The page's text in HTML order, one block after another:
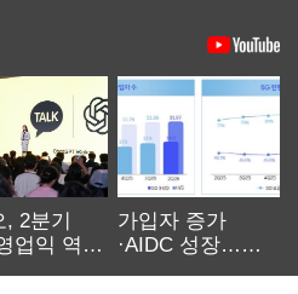
, 2분기
업익 역대
가입자 증가
·AIDC 성장…